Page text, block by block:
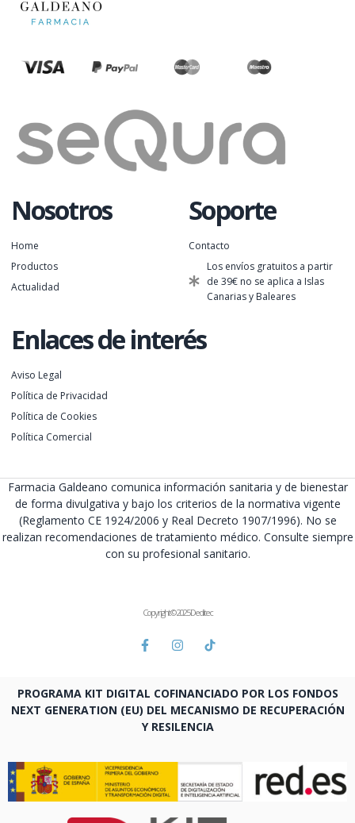
Nosotros
Home
Productos
Actualidad
Soporte
Contacto
Los envíos gratuitos a partir
de 39€ no se aplica a Islas
Canarias y Baleares
Enlaces de interés
Aviso Legal
Política de Privacidad
Política de Cookies
Política Comercial
Farmacia Galdeano comunica información sanitaria y de bienestar
de forma divulgativa y bajo los criterios de la normativa vigente
(Reglamento CE 1924/2006 y Real Decreto 1907/1996). No se
realizan recomendaciones de tratamiento médico. Consulte siempre
con su profesional sanitario.
Copyright © 2025 Deditec
PROGRAMA KIT DIGITAL COFINANCIADO POR LOS FONDOS
NEXT GENERATION (EU) DEL MECANISMO DE RECUPERACIÓN
Y RESILENCIA